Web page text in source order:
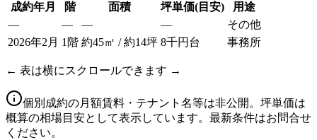
成約年月
階 面積 坪単価(目安)
用途
—
— — —
その他
2026年2月 1階 約45㎡ / 約14坪 8千円台 事務所
← 表は横にスクロールできます →
個別成約の月額賃料・テナント名等は非公開。坪単価は
概算の相場目安として表示しています。最新条件はお問合せ
ください。